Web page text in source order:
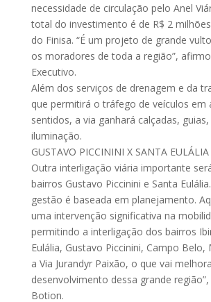
necessidade de circulação pelo Anel
total do investimento é de R$ 2
do Finisa. “É um projeto de grande
os moradores de toda a região”,
Executivo.
Além dos serviços de drenagem e da
que permitirá o tráfego de veículos em
sentidos, a via ganhará calçadas,
iluminação.
GUSTAVO PICCININI X SANTA EULÁLIA
Outra interligação viária importante
bairros Gustavo Piccinini e Santa
gestão é baseada em planejamento.
uma intervenção significativa na
permitindo a interligação dos bairros
Eulália, Gustavo Piccinini, Campo
a Via Jurandyr Paixão, o que vai
desenvolvimento dessa grande
Botion.